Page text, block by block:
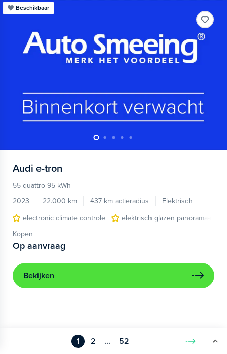
Beschikbaar
Audi e-tron
55 quattro 95 kWh
2023
22.000 km 437 km actieradius
Elektrisch
electronic climate controle
elektrisch glazen panorama-dak
Kopen
Op aanvraag
Bekijken
1 2 ... 52 Volgende